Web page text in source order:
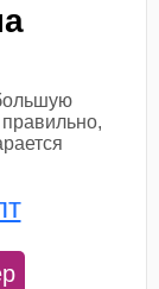
правильно,